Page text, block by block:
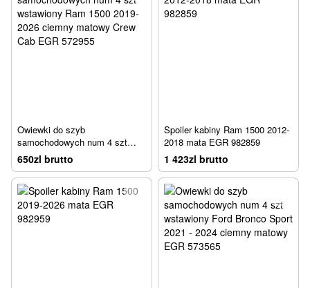
Owiewki do szyb
samochodowych num 4 szt
wstawiony Ram 1500 2019-
2026 ciemny matowy Crew Cab
EGR 572955
650zl brutto
Spoiler kabiny Ram 1500 2012-
2018 mata EGR 982859
1 423zl brutto